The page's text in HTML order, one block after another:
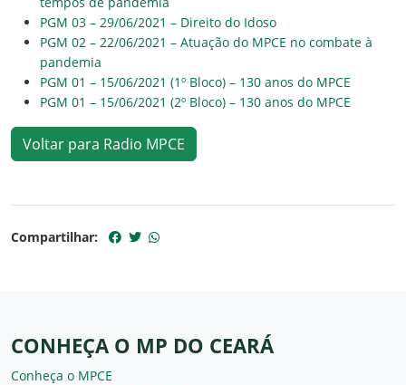
PGM 03 – 29/06/2021 – Direito do Idoso
PGM 02 – 22/06/2021 – Atuação do MPCE no combate à
pandemia
PGM 01 – 15/06/2021 (1º Bloco) – 130 anos do MPCE
PGM 01 – 15/06/2021 (2º Bloco) – 130 anos do MPCE
Voltar para Radio MPCE
Compartilhar:
CONHEÇA O MP DO CEARÁ
Conheça o MPCE